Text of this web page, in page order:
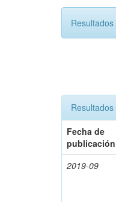
Fecha de
publicación
2019-09